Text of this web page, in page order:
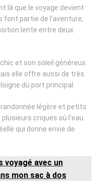
là que le voyage devient
font partie de l’aventure,
lente entre deux
et son soleil généreux.
elle offre aussi de très
du port principal.
légère et petits
criques où l’eau
qui donne envie de
voyagé avec un
mon sac à dos